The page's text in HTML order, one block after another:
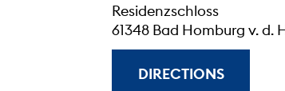
Residenzschloss
61348 Bad Homburg v. d.
DIRECTIONS